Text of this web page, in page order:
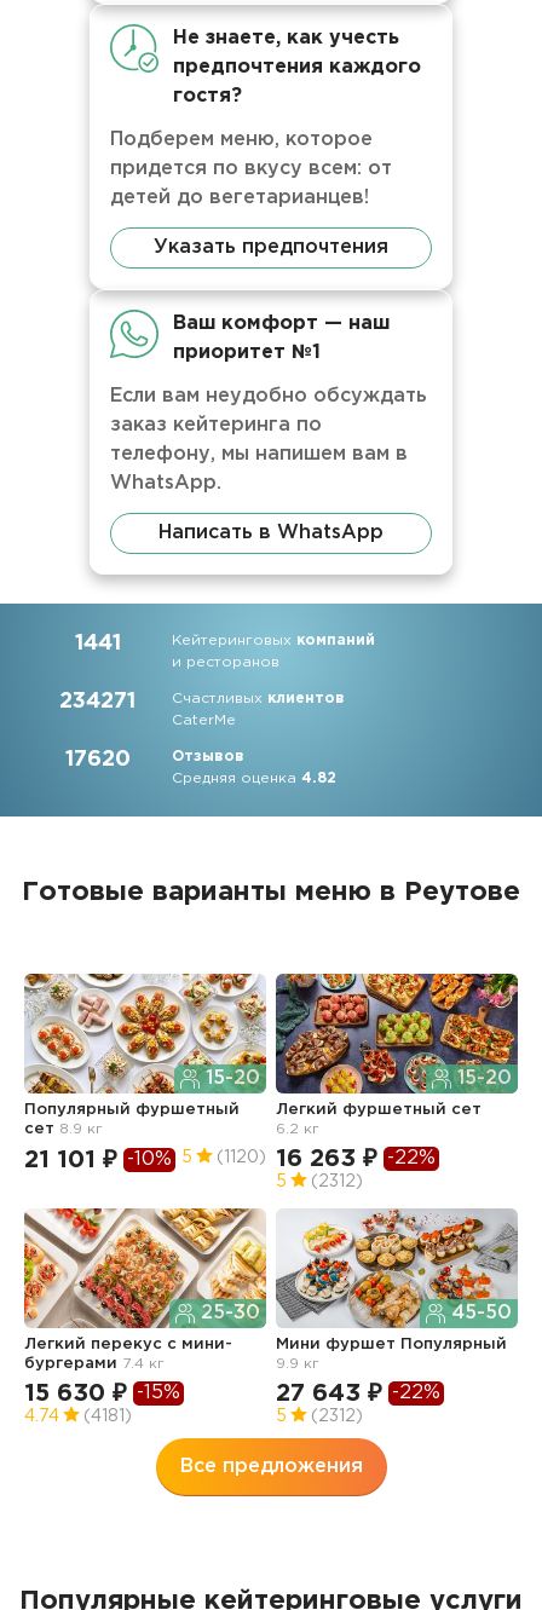
Не знаете, как учесть
предпочтения каждого
гостя?
Подберем меню, которое
придется по вкусу всем: от
детей до вегетарианцев!
Указать предпочтения
Ваш комфорт — наш
приоритет №1
Если вам неудобно обсуждать
заказ кейтеринга по
телефону, мы напишем вам в
WhatsApp.
Написать в WhatsApp
1441 Кейтеринговых компаний
и ресторанов
234271 Счастливых клиентов
CaterMe
17620
Отзывов
Средняя оценка4.82
Готовые варианты меню в Реутове
15-20
Популярный фуршетный
сет 8.9 кг
21 101 ₽ -10% 5 (1120)
15-20
Легкий фуршетный сет
6.2 кг
16 263 ₽ -22%
5 (2312)
25-30
Легкий перекус c мини-
бургерами 7.4 кг
15 630 ₽ -15%
4.74 (4181)
45-50
Мини фуршет Популярный
9.9 кг
27 643 ₽ -22%
5 (2312)
Все предложения
Популярные кейтеринговые услуги